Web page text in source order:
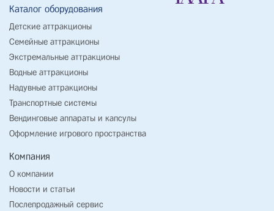
Каталог оборудования
Детские аттракционы
Семейные аттракционы
Экстремальные аттракционы
Водные аттракционы
Надувные аттракционы
Транспортные системы
Вендинговые аппараты и капсулы
Оформление игрового пространства
Компания
О компании
Новости и статьи
Послепродажный сервис